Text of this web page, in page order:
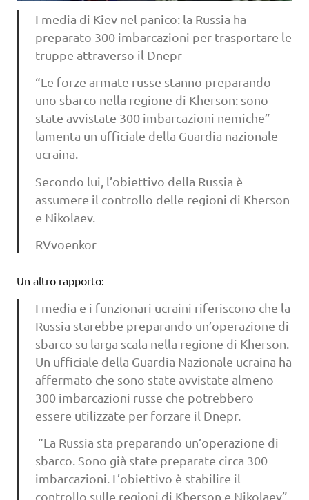
I media di Kiev nel panico: la Russia ha
preparato 300 imbarcazioni per trasportare le
truppe attraverso il Dnepr
“Le forze armate russe stanno preparando
uno sbarco nella regione di Kherson: sono
state avvistate 300 imbarcazioni nemiche” –
lamenta un ufficiale della Guardia nazionale
ucraina.
Secondo lui, l’obiettivo della Russia è
assumere il controllo delle regioni di Kherson
e Nikolaev.
RVvoenkor
Un altro rapporto:
I media e i funzionari ucraini riferiscono che la
Russia starebbe preparando un’operazione di
sbarco su larga scala nella regione di Kherson.
Un ufficiale della Guardia Nazionale ucraina ha
affermato che sono state avvistate almeno
300 imbarcazioni russe che potrebbero
essere utilizzate per forzare il Dnepr.
“La Russia sta preparando un’operazione di
sbarco. Sono già state preparate circa 300
imbarcazioni. L’obiettivo è stabilire il
controllo sulle regioni di Kherson e Nikolaev”,